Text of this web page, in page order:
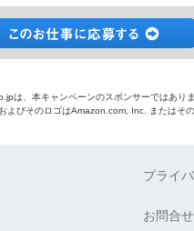
は、本キャンペーンのスポンサーではあり
よびそのロゴはAmazon.com, Inc. またはそ
プライ
お問合せ